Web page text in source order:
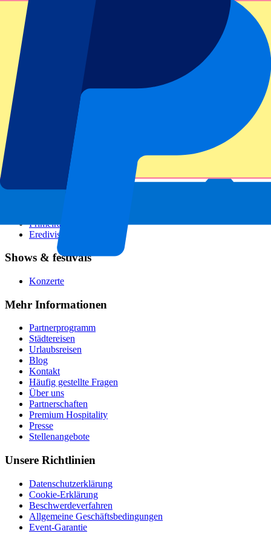
Alle Sportarten
Fußballligen
Champions League
Premier League
Serie A
Primeira Liga
Eredivisie
Shows & festivals
Konzerte
Mehr Informationen
Partnerprogramm
Städtereisen
Urlaubsreisen
Blog
Kontakt
Häufig gestellte Fragen
Über uns
Partnerschaften
Premium Hospitality
Presse
Stellenangebote
Unsere Richtlinien
Datenschutzerklärung
Cookie-Erklärung
Beschwerdeverfahren
Allgemeine Geschäftsbedingungen
Event-Garantie